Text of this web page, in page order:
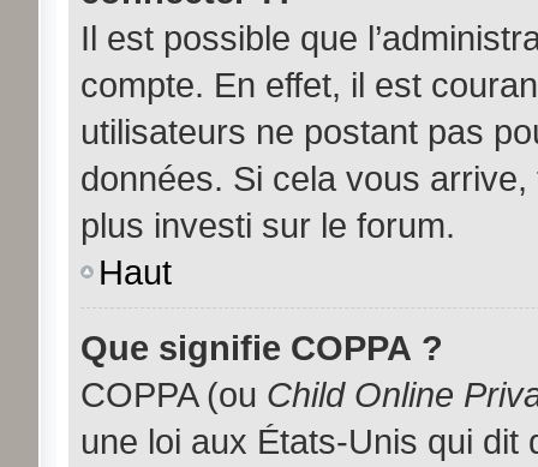
Il est possible que
compte. En effet, il est
utilisateurs ne postant pas
données. Si cela vous
plus investi sur le forum.
Haut
Que signifie COPPA ?
COPPA (ou Child Online
une loi aux États-Unis qui